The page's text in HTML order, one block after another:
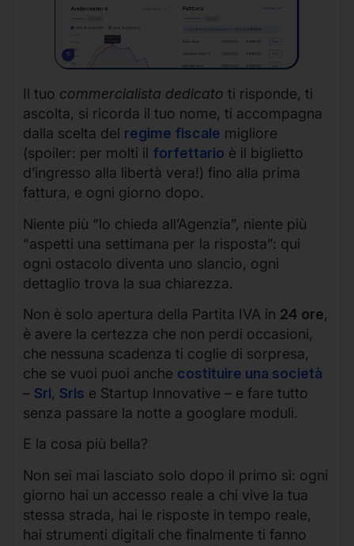
Il tuo commercialista dedicato ti risponde, ti
ascolta, si ricorda il tuo nome, ti accompagna
dalla scelta del regime fiscale migliore
(spoiler: per molti il forfettario è il biglietto
d’ingresso alla libertà vera!) fino alla prima
fattura, e ogni giorno dopo.
Niente più “lo chieda all’Agenzia”, niente più
“aspetti una settimana per la risposta”: qui
ogni ostacolo diventa uno slancio, ogni
dettaglio trova la sua chiarezza.
Non è solo apertura della Partita IVA in 24 ore,
è avere la certezza che non perdi occasioni,
che nessuna scadenza ti coglie di sorpresa,
che se vuoi puoi anche costituire una società
– Srl, Srls e Startup Innovative – e fare tutto
senza passare la notte a googlare moduli.
E la cosa più bella?
Non sei mai lasciato solo dopo il primo sì: ogni
giorno hai un accesso reale a chi vive la tua
stessa strada, hai le risposte in tempo reale,
hai strumenti digitali che finalmente ti fanno